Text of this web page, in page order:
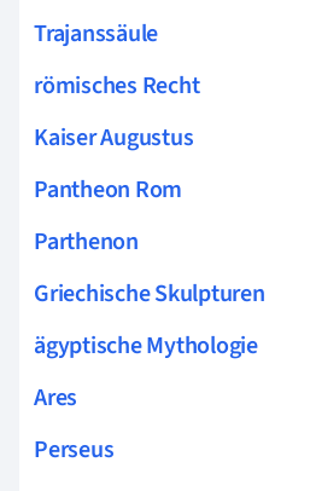
Trajanssäule
römisches Recht
Kaiser Augustus
Pantheon Rom
Parthenon
Griechische Skulpturen
ägyptische Mythologie
Ares
Perseus